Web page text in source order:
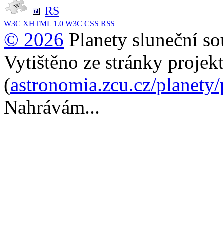
RS
W3C XHTML 1.0 W3C CSS RSS
© 2026 Planety sluneční
Vytištěno ze stránky
(astronomia.zcu.cz/
Nahrávám...